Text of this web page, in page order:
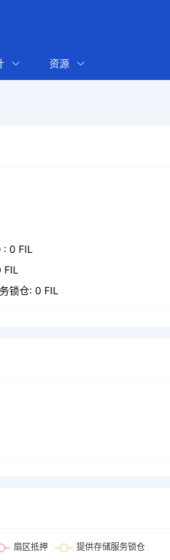
资源
: 0 FIL
锁仓: 0 FIL